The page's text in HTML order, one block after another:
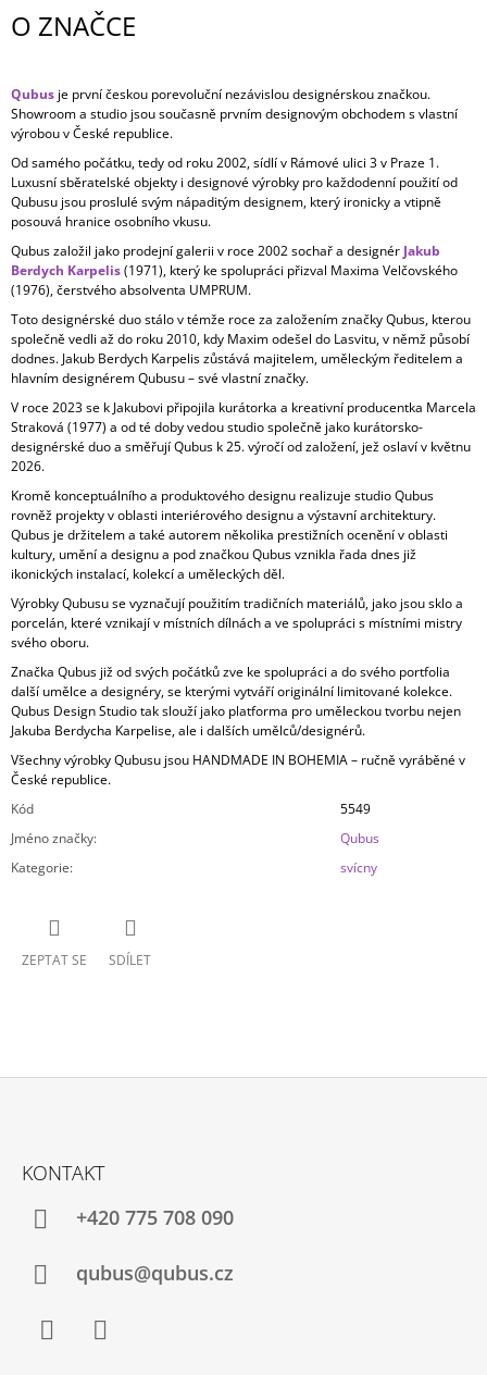
O ZNAČCE
Qubus je první českou porevoluční nezávislou designérskou značkou.
Showroom a studio jsou současně prvním designovým obchodem s vlastní
výrobou v České republice.
Od samého počátku, tedy od roku 2002, sídlí v Rámové ulici 3 v Praze 1.
Luxusní sběratelské objekty i designové výrobky pro každodenní použití od
Qubusu jsou proslulé svým nápaditým designem, který ironicky a vtipně
posouvá hranice osobního vkusu.
Qubus založil jako prodejní galerii v roce 2002 sochař a designér Jakub
Berdych Karpelis(1971), který ke spolupráci přizval Maxima Velčovského
(1976), čerstvého absolventa UMPRUM.
Toto designérské duo stálo v témže roce za založením značky Qubus, kterou
společně vedli až do roku 2010, kdy Maxim odešel do Lasvitu, v němž působí
dodnes. Jakub Berdych Karpelis zůstává majitelem, uměleckým ředitelem a
hlavním designérem Qubusu – své vlastní značky.
V roce 2023 se k Jakubovi připojila kurátorka a kreativní producentka Marcela
Straková (1977) a od té doby vedou studio společně jako kurátorsko-
designérské duo a směřují Qubus k 25. výročí od založení, jež oslaví v květnu
2026.
Kromě konceptuálního a produktového designu realizuje studio Qubus
rovněž projekty v oblasti interiérového designu a výstavní architektury.
Qubus je držitelem a také autorem několika prestižních ocenění v oblasti
kultury, umění a designu a pod značkou Qubus vznikla řada dnes již
ikonických instalací, kolekcí a uměleckých děl.
Výrobky Qubusu se vyznačují použitím tradičních materiálů, jako jsou sklo a
porcelán, které vznikají v místních dílnách a ve spolupráci s místními mistry
svého oboru.
Značka Qubus již od svých počátků zve ke spolupráci a do svého portfolia
další umělce a designéry, se kterými vytváří originální limitované kolekce.
Qubus Design Studio tak slouží jako platforma pro uměleckou tvorbu nejen
Jakuba Berdycha Karpelise, ale i dalších umělců/designérů.
Všechny výrobky Qubusu jsou HANDMADE IN BOHEMIA – ručně vyráběné v
České republice.
Kód
5549
Jméno značky:
Qubus
Kategorie: svícny
ZEPTAT SE SDÍLET
KONTAKT
+420 775 708 090
qubus@qubus.cz